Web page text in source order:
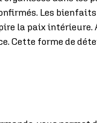
Les
la paix intérieure.
Cette forme de